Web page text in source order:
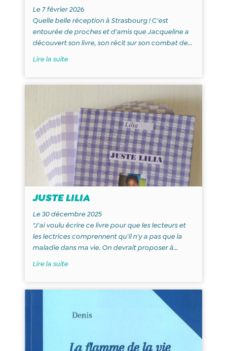
Le 7 février 2026
Quelle belle réception à Strasbourg ! C'est
entourée de proches et d'amis que Jacqueline a
découvert son livre, son récit sur son combat de...
Lire la suite
JUSTE LILIA
Le 30 décembre 2025
"J'ai voulu écrire ce livre pour que les lecteurs et
les lectrices comprennent qu'il n'y a pas que la
maladie dans ma vie. On devrait proposer à...
Lire la suite